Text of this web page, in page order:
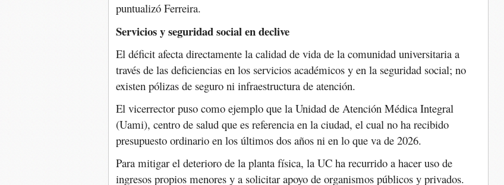
puntualizó Ferreira.
Servicios y seguridad social en declive
El déficit afecta directamente la calidad de vida de la comunidad universitaria a
través de las deficiencias en los servicios académicos y en la seguridad social; no
existen pólizas de seguro ni infraestructura de atención.
El vicerrector puso como ejemplo que la Unidad de Atención Médica Integral
(Uami), centro de salud que es referencia en la ciudad, el cual no ha recibido
presupuesto ordinario en los últimos dos años ni en lo que va de 2026.
Para mitigar el deterioro de la planta física, la UC ha recurrido a hacer uso de
ingresos propios menores y a solicitar apoyo de organismos públicos y privados.